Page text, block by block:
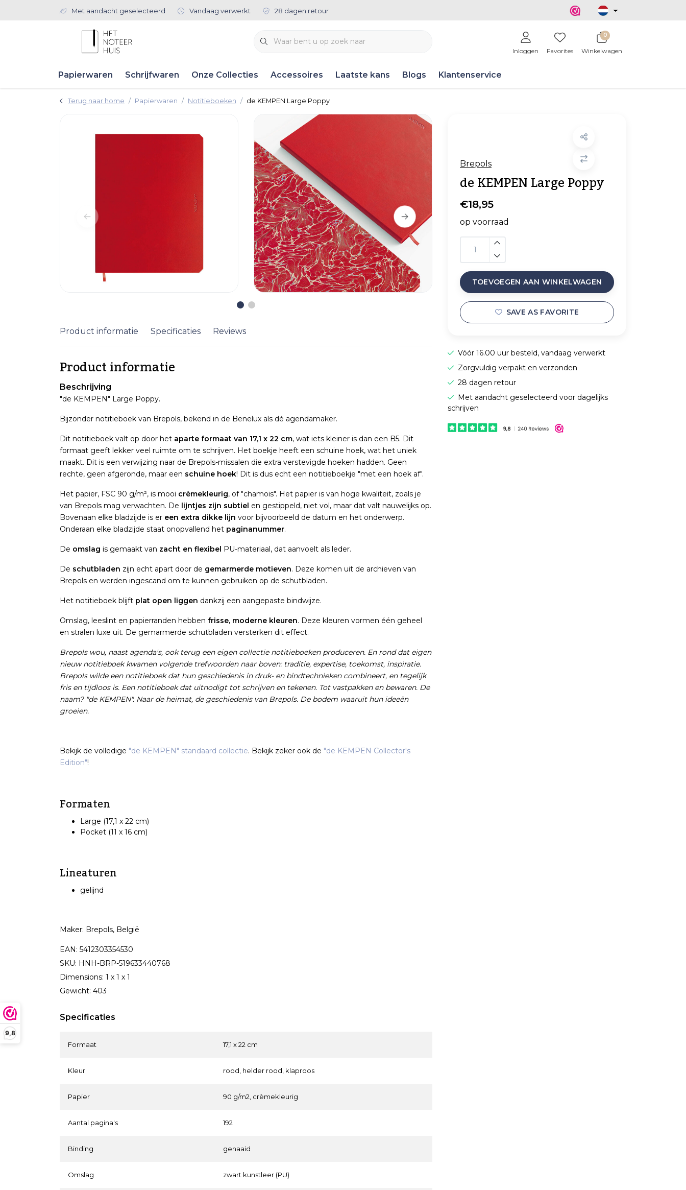
9,8
Met aandacht geselecteerd Vandaag verwerkt 28 dagen retour
Inloggen Favorites
0
Winkelwagen
Papierwaren Schrijfwaren Onze Collecties Accessoires Laatste kans Blogs Klantenservice
Terug naar home Papierwaren Notitieboeken de KEMPEN Large Poppy
Brepols
de KEMPEN Large Poppy
€18,95
op voorraad
TOEVOEGEN AAN WINKELWAGEN
SAVE AS FAVORITE
Vóór 16.00 uur besteld, vandaag verwerkt
Zorgvuldig verpakt en verzonden
28 dagen retour
Met aandacht geselecteerd voor dagelijks
schrijven
Product informatie Specificaties Reviews
Product informatie
Beschrijving
"de KEMPEN" Large Poppy.
Bijzonder notitieboek van Brepols, bekend in de Benelux als dé agendamaker.
Dit notitieboek valt op door het aparte formaat van 17,1 x 22 cm, wat iets kleiner is dan een B5. Dit
formaat geeft lekker veel ruimte om te schrijven. Het boekje heeft een schuine hoek, wat het uniek
maakt. Dit is een verwijzing naar de Brepols-missalen die extra verstevigde hoeken hadden. Geen
rechte, geen afgeronde, maar een schuine hoek! Dit is dus echt een notitieboekje "met een hoek af".
Het papier, FSC 90 g/m², is mooi crèmekleurig, of "chamois". Het papier is van hoge kwaliteit, zoals je
van Brepols mag verwachten. De lijntjes zijn subtiel en gestippeld, niet vol, maar dat valt nauwelijks op.
Bovenaan elke bladzijde is er een extra dikke lijn voor bijvoorbeeld de datum en het onderwerp.
Onderaan elke bladzijde staat onopvallend het paginanummer.
De omslag is gemaakt van zacht en flexibel PU-materiaal, dat aanvoelt als leder.
De schutbladen zijn echt apart door de gemarmerde motieven. Deze komen uit de archieven van
Brepols en werden ingescand om te kunnen gebruiken op de schutbladen.
Het notitieboek blijft plat open liggen dankzij een aangepaste bindwijze.
Omslag, leeslint en papierranden hebben frisse, moderne kleuren. Deze kleuren vormen één geheel
en stralen luxe uit. De gemarmerde schutbladen versterken dit effect.
Brepols wou, naast agenda's, ook terug een eigen collectie notitieboeken produceren. En rond dat eigen
nieuw notitieboek kwamen volgende trefwoorden naar boven: traditie, expertise, toekomst, inspiratie.
Brepols wilde een notitieboek dat hun geschiedenis in druk- en bindtechnieken combineert, en tegelijk
fris en tijdloos is. Een notitieboek dat uitnodigt tot schrijven en tekenen. Tot vastpakken en bewaren. De
naam? "de KEMPEN". Naar de heimat, de geschiedenis van Brepols. De bodem waaruit hun ideeën
groeien.
Bekijk de volledige "de KEMPEN" standaard collectie. Bekijk zeker ook de "de KEMPEN Collector's
Edition"!
Formaten
Large (17,1 x 22 cm)
Pocket (11 x 16 cm)
Lineaturen
gelijnd
Maker: Brepols, België
EAN: 5412303354530
SKU: HNH-BRP-519633440768
Dimensions: 1 x 1 x 1
Gewicht: 403
Specificaties
Formaat 17,1 x 22 cm
Kleur rood, helder rood, klaproos
Papier 90 g/m2, crèmekleurig
Aantal pagina's 192
Binding genaaid
Omslag zwart kunstleer (PU)